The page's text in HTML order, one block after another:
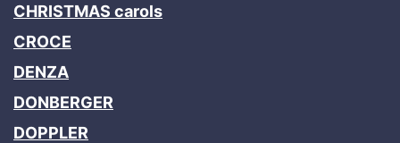
CHRISTMAS carols
CROCE
DENZA
DONBERGER
DOPPLER